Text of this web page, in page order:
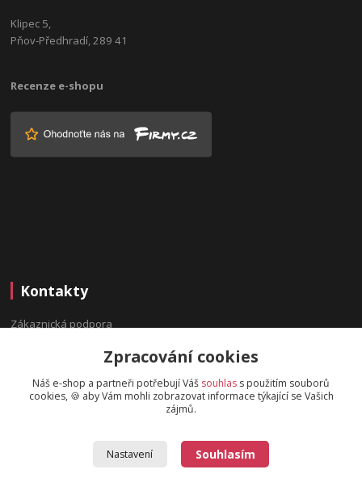
Klipec 5,
Pňov-Předhradí, 289 41
Recenze e-shopu
Kontakty
Zákaznická podpora
info@bydleninavesnici.czZpracování cookies
Náš e-shop a partneři potřebují Váš souhlas s použitím souborů
cookies, 🍪 aby Vám mohli zobrazovat informace týkající se Vašich
zájmů.
Nastavení Souhlasím